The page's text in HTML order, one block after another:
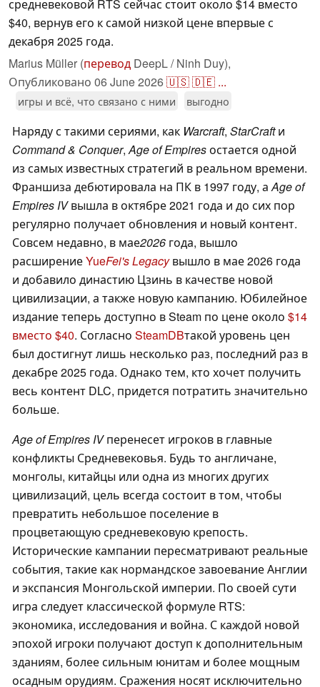
средневековой RTS сейчас стоит около $14 вместо
$40, вернув его к самой низкой цене впервые с
декабря 2025 года.
Marius Müller (перевод DeepL / Ninh Duy),
Опубликовано 06 June 2026🇺🇸🇩🇪 ...
игры и всё, что связано с ними выгодно
Наряду с такими сериями, как Warcraft, StarCraftи
Command & Conquer,Age of Empiresостается одной
из самых известных стратегий в реальном времени.
Франшиза дебютировала на ПК в 1997 году, аAge of
Empires IVвышла в октябре 2021 года и до сих пор
регулярно получает обновления и новый контент.
Совсем недавно, в мае2026 года, вышло
расширениеYueFei's Legacyвышло в мае 2026 года
и добавило династию Цзинь в качестве новой
цивилизации, а также новую кампанию. Юбилейное
издание теперь доступно в Steam по цене около $14
вместо $40. Согласно SteamDBтакой уровень цен
был достигнут лишь несколько раз, последний раз в
декабре 2025 года. Однако тем, кто хочет получить
весь контент DLC, придется потратить значительно
больше.
Age of Empires IVперенесет игроков в главные
конфликты Средневековья. Будь то англичане,
монголы, китайцы или одна из многих других
цивилизаций, цель всегда состоит в том, чтобы
превратить небольшое поселение в
процветающую средневековую крепость.
Исторические кампании пересматривают реальные
события, такие как нормандское завоевание Англии
и экспансия Монгольской империи. По своей сути
игра следует классической формуле RTS:
экономика, исследования и война. С каждой новой
эпохой игроки получают доступ к дополнительным
зданиям, более сильным юнитам и более мощным
осадным орудиям. Сражения носят исключительно